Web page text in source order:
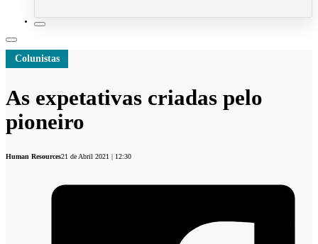
Colunistas
As expetativas criadas pelo
pioneiro
Human Resources21 de Abril 2021 | 12:30